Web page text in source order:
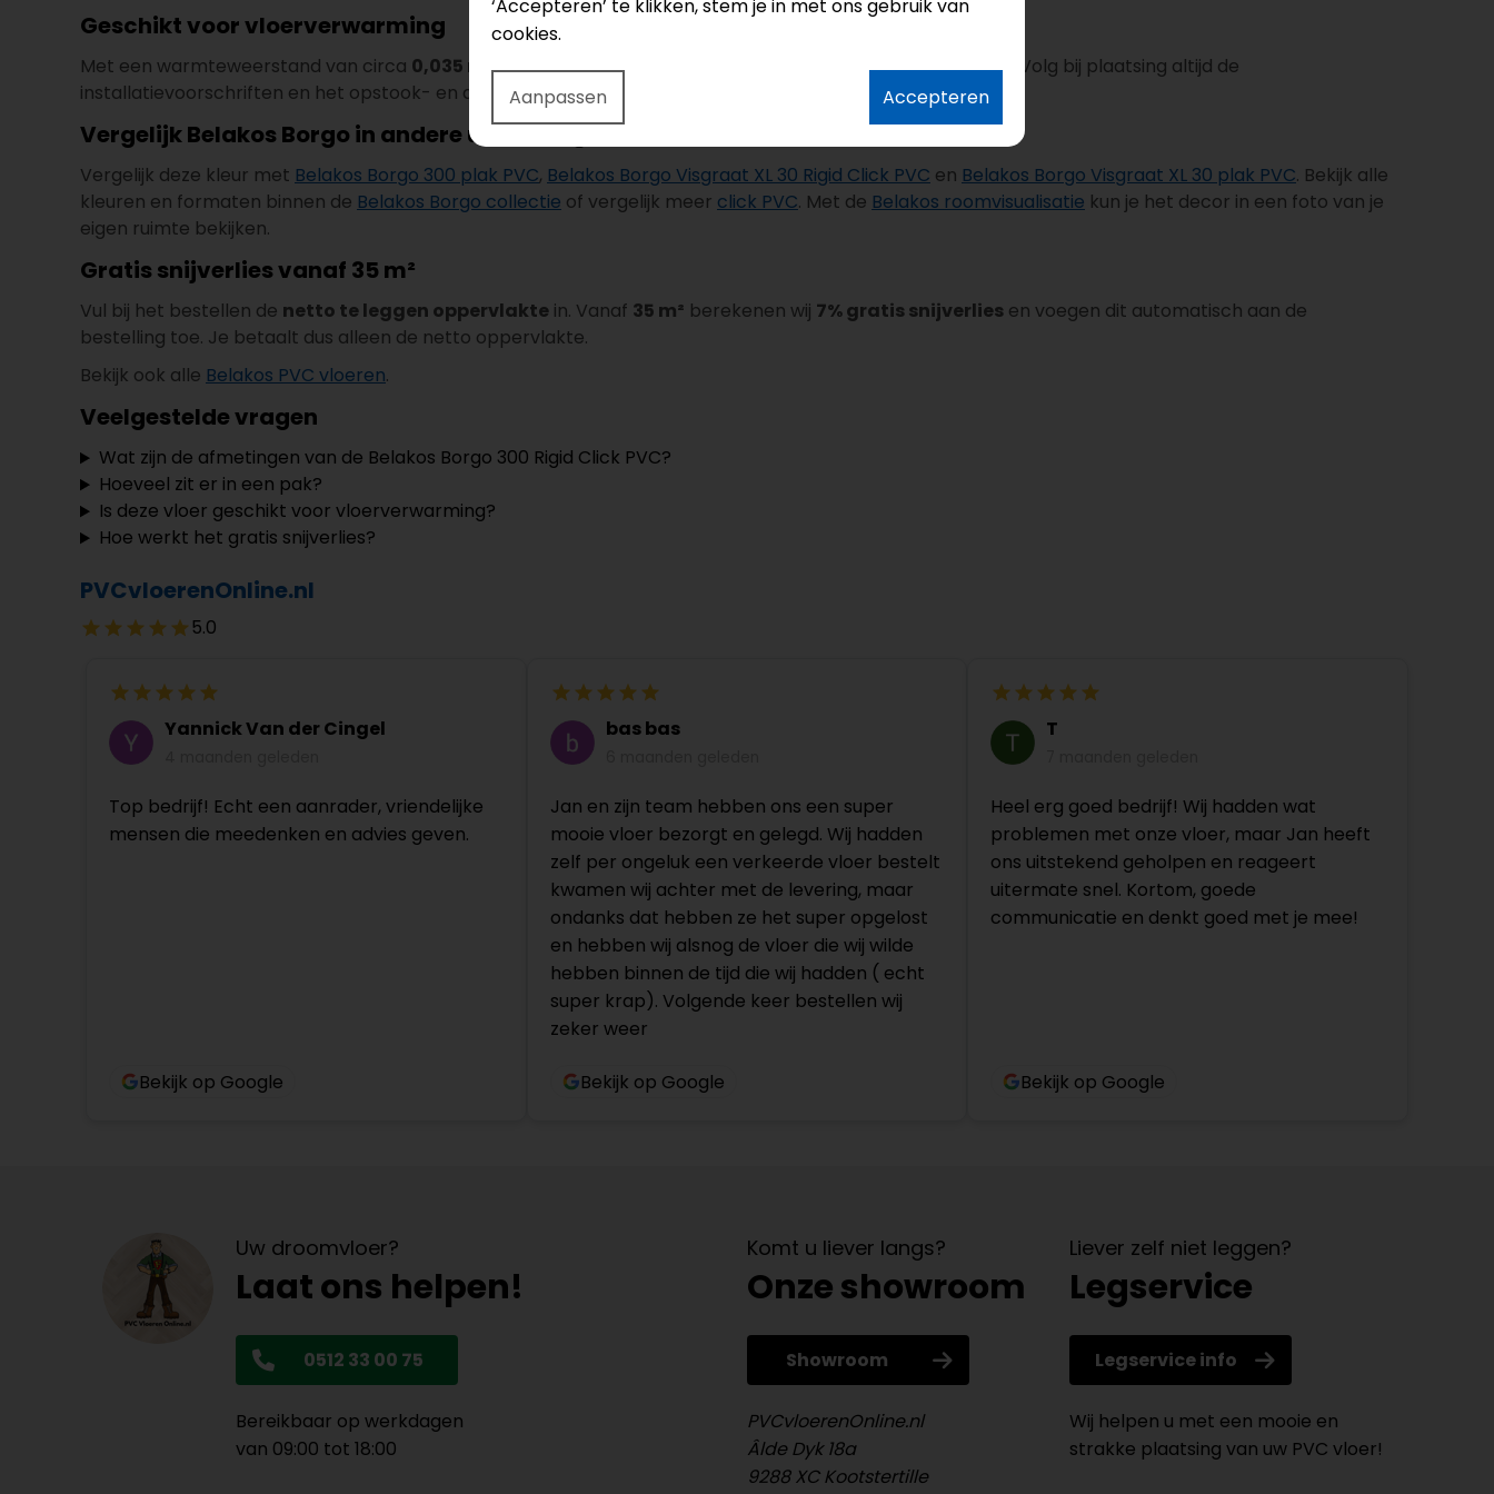
Geschikt voor vloerverwarming
Met een warmteweerstand van circa 0,035 m² K/Wis deze click PVC vloer geschikt voor vloerverwarming. Volg bij plaatsing altijd de
installatievoorschriften en het opstook- en afkoelprotocol.
Vergelijk Belakos Borgo in andere uitvoeringen
Vergelijk deze kleur met Belakos Borgo 300 plak PVC, Belakos Borgo Visgraat XL 30 Rigid Click PVC en Belakos Borgo Visgraat XL 30 plak PVC. Bekijk alle
kleuren en formaten binnen de Belakos Borgo collectie of vergelijk meer click PVC. Met de Belakos roomvisualisatie kun je het decor in een foto van je
eigen ruimte bekijken.
Gratis snijverlies vanaf 35 m²
Vul bij het bestellen de netto te leggen oppervlakte in. Vanaf 35 m² berekenen wij 7% gratis snijverlies en voegen dit automatisch aan de
bestelling toe. Je betaalt dus alleen de netto oppervlakte.
Bekijk ook alle Belakos PVC vloeren.
Veelgestelde vragen
Wat zijn de afmetingen van de Belakos Borgo 300 Rigid Click PVC?
Hoeveel zit er in een pak?
Is deze vloer geschikt voor vloerverwarming?
Hoe werkt het gratis snijverlies?
PVCvloerenOnline.nl
5.0
Yannick Van der Cingel
Top bedrijf! Echt een aanrader, vriendelijke
mensen die meedenken en advies geven.
Bekijk op Google
bas bas
Jan en zijn team hebben ons een super
mooie vloer bezorgt en gelegd. Wij hadden
zelf per ongeluk een verkeerde vloer bestelt
kwamen wij achter met de levering, maar
ondanks dat hebben ze het super opgelost
en hebben wij alsnog de vloer die wij wilde
hebben binnen de tijd die wij hadden ( echt
super krap). Volgende keer bestellen wij
zeker weer
Bekijk op Google
T
Heel erg goed bedrijf! Wij hadden wat
problemen met onze vloer, maar Jan heeft
ons uitstekend geholpen en reageert
uitermate snel. Kortom, goede
communicatie en denkt goed met je mee!
Bekijk op Google
‘Accepteren’ te klikken, stem je in met ons gebruik van
cookies.
Aanpassen Accepteren
Uw droomvloer?
Laat ons helpen!
0512 33 00 75
Bereikbaar op werkdagen
van 09:00 tot 18:00
Komt u liever langs?
Onze showroom
Showroom
PVCvloerenOnline.nl
Âlde Dyk 18a
9288 XC Kootstertille
Liever zelf niet leggen?
Legservice
Legservice info
Wij helpen u met een mooie en
strakke plaatsing van uw PVC vloer!